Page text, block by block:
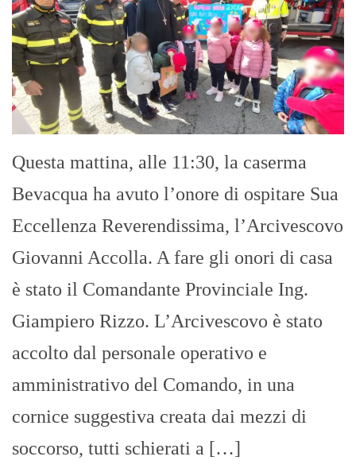
Questa mattina, alle 11:30, la caserma
Bevacqua ha avuto l’onore di ospitare Sua
Eccellenza Reverendissima, l’Arcivescovo
Giovanni Accolla. A fare gli onori di casa
è stato il Comandante Provinciale Ing.
Giampiero Rizzo. L’Arcivescovo è stato
accolto dal personale operativo e
amministrativo del Comando, in una
cornice suggestiva creata dai mezzi di
soccorso, tutti schierati a […]